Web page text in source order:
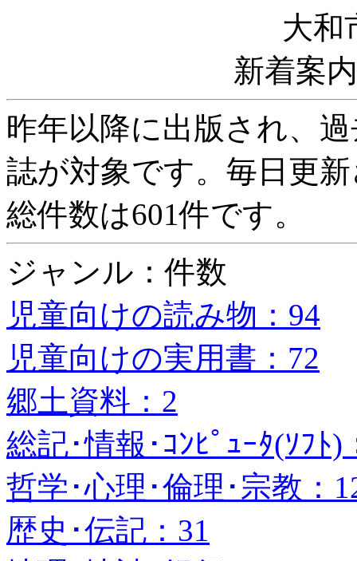
大和
新着案
昨年以降に出版され、
誌が対象です。毎日更
総件数は601件です。
ジャンル：件数
児童向けの読み物：94
児童向けの実用書：72
郷土資料：2
総記･情報･ｺﾝﾋﾟｭｰﾀ(ｿﾌﾄ)
哲学･心理･倫理･宗教：
歴史･伝記：31